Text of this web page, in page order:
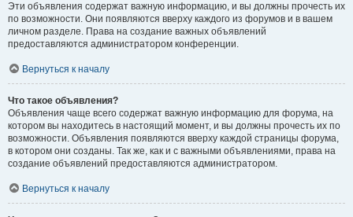
Эти объявления содержат важную информацию, и вы должны прочесть их
по возможности. Они появляются вверху каждого из форумов и в вашем
личном разделе. Права на создание важных объявлений
предоставляются администратором конференции.
Вернуться к началу
Что такое объявления?
Объявления чаще всего содержат важную информацию для форума, на
котором вы находитесь в настоящий момент, и вы должны прочесть их по
возможности. Объявления появляются вверху каждой страницы форума,
в котором они созданы. Так же, как и с важными объявлениями, права на
создание объявлений предоставляются администратором.
Вернуться к началу